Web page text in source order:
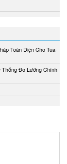
Toàn Diện Cho Tua-
Thống Đo Lường Chính